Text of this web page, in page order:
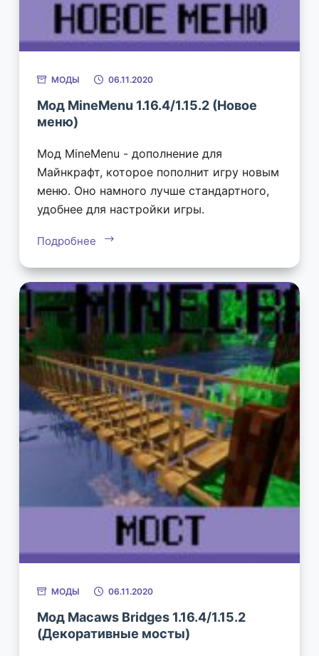
МОДЫ 06.11.2020
Мод MineMenu 1.16.4/1.15.2 (Новое
меню)
Мод MineMenu - дополнение для
Майнкрафт, которое пополнит игру новым
меню. Оно намного лучше стандартного,
удобнее для настройки игры.
Подробнее
МОДЫ 06.11.2020
Мод Macaws Bridges 1.16.4/1.15.2
(Декоративные мосты)